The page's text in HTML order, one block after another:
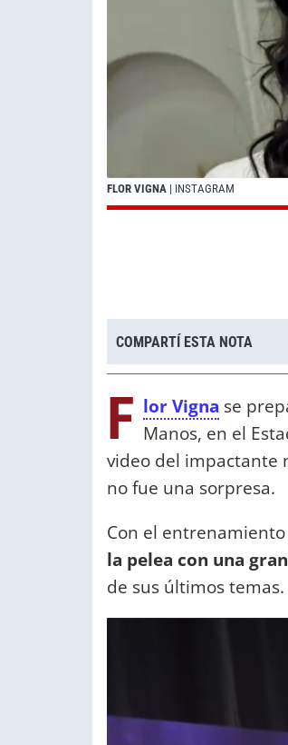
FLOR VIGNA | INSTAGRAM
COMPARTÍ ESTA NOTA
F lor Vigna se
Manos, en el
video del impactante
no fue una sorpresa.
Con el
la pelea con una
de sus últimos temas.